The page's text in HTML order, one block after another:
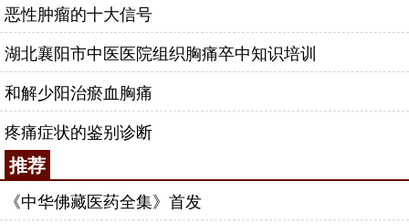
恶性肿瘤的十大信号
湖北襄阳市中医医院组织胸痛卒中知识培训
和解少阳治瘀血胸痛
疼痛症状的鉴别诊断
推荐
《中华佛藏医药全集》首发